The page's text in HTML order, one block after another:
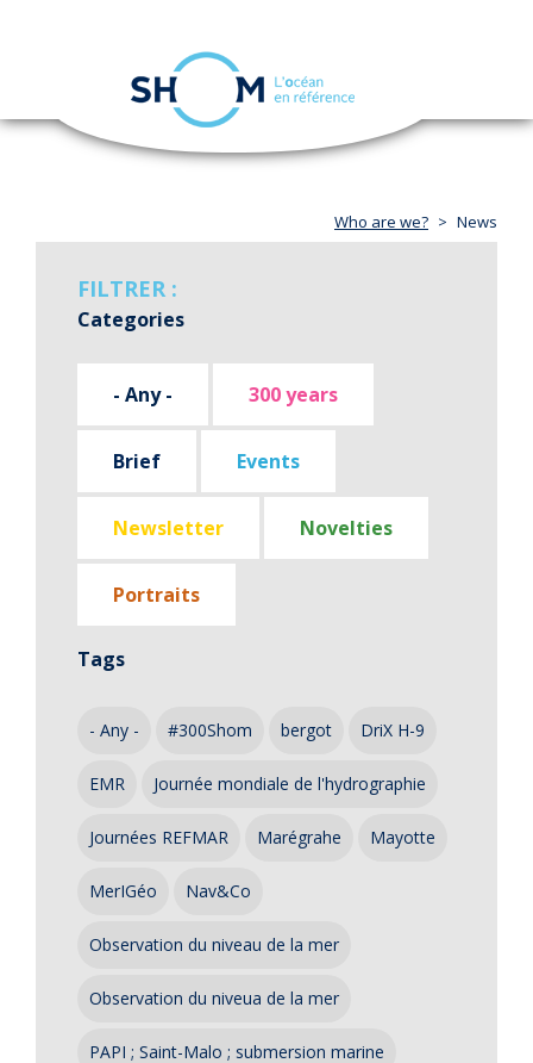
Skip
navigation
Who are we? News
FILTRER :
Categories
- Any - 300 years
Brief Events
Newsletter Novelties
Portraits
Tags
- Any - #300Shom bergot DriX H-9
EMR Journée mondiale de l'hydrographie
Journées REFMAR Marégrahe Mayotte
MerIGéo Nav&Co
Observation du niveau de la mer
Observation du niveua de la mer
PAPI ; Saint-Malo ; submersion marine